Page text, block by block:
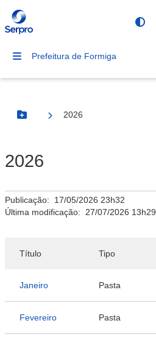
Prefeitura de Formiga
Botão Menu
2026
2026
Publicação: 17/05/2026 23h32
Última modificação: 27/07/2026 13h29
Título Tipo
Janeiro Pasta
Fevereiro Pasta